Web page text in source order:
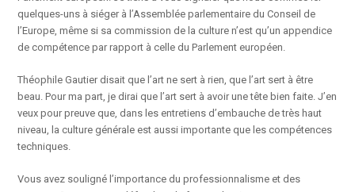
quelques-uns à siéger à l’Assemblée parlementaire du Conseil de
l’Europe, même si sa commission de la culture n’est qu’un appendice
de compétence par rapport à celle du Parlement européen.
Théophile Gautier disait que l’art ne sert à rien, que l’art sert à être
beau. Pour ma part, je dirai que l’art sert à avoir une tête bien faite. J’en
veux pour preuve que, dans les entretiens d’embauche de très haut
niveau, la culture générale est aussi importante que les compétences
techniques.
Vous avez souligné l’importance du professionnalisme et des